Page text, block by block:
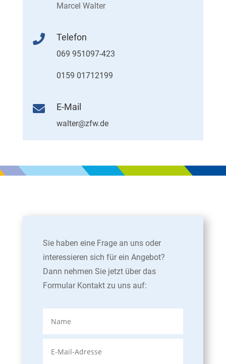
Marcel Walter
 Telefon
069 951097-423
0159 01712199
 E-Mail
walter@zfw.de
Sie haben eine Frage an uns oder
interessieren sich für ein Angebot?
Dann nehmen Sie jetzt über das
Formular Kontakt zu uns auf: